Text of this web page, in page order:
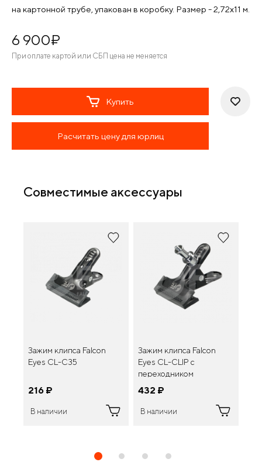
на картонной трубе, упакован в коробку. Размер - 2,72х11 м.
6 900¤
При оплате картой или СБП цена не меняется
Купить
Расчитать цену для юрлиц
Совместимые аксессуары
Зажим клипса Falcon
Eyes CL-C35
216 ¤
В наличии
Зажим клипса Falcon
Eyes CL-CLIP c
переходником
432 ¤
В наличии